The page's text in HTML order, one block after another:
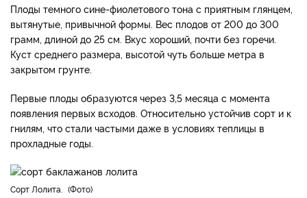
Плоды темного сине-фиолетового тона с приятным глянцем,
вытянутые, привычной формы. Вес плодов от 200 до 300
грамм, длиной до 25 см. Вкус хороший, почти без горечи.
Куст среднего размера, высотой чуть больше метра в
закрытом грунте.
Первые плоды образуются через 3,5 месяца с момента
появления первых всходов. Относительно устойчив сорт и к
гнилям, что стали частыми даже в условиях теплицы в
прохладные годы.
Сорт Лолита. Фото